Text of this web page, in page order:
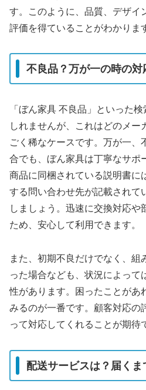
す。このように、品質、デザイ
評価を得ていることがわかりま
不良品？万が一の時の対
「ぼん家具 不良品」といった
しれませんが、これはどのメー
ごく稀なケースです。万が一、
合でも、ぼん家具は丁寧なサポ
商品に同梱されている説明書に
する問い合わせ先が記載されて
しましょう。迅速に交換対応や
ため、安心して利用できます。
また、初期不良だけでなく、組
った場合なども、状況によって
性があります。困ったことがあ
みるのが一番です。顧客対応の
って対応してくれることが期待
配送サービスは？届く